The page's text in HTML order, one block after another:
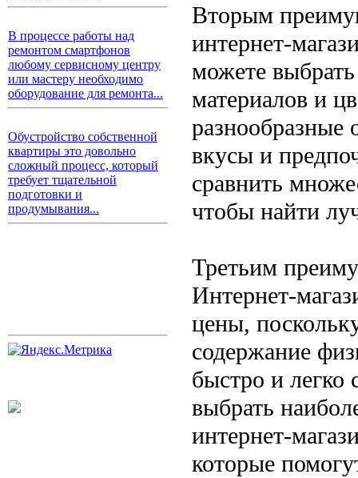
В процессе работы над
ремонтом смартфонов
любому сервисному центру
или мастеру необходимо
оборудование для ремонта...
Обустройство собственной
квартиры это довольно
сложный процесс, который
требует тщательной
подготовки и
продумывания...
Вторым
интернет-
можете
материалов и
разнообразные
вкусы и
сравнить
чтобы найти
Третьим
Интернет-
цены,
содержание
быстро и легко
выбрать
интернет-
которые